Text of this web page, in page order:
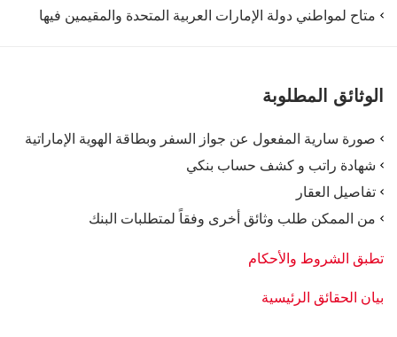
متاح لمواطني دولة الإمارات العربية المتحدة والمقيمين فيها
الوثائق المطلوبة
صورة سارية المفعول عن جواز السفر وبطاقة الهوية الإماراتية
شهادة راتب و كشف حساب بنكي
تفاصيل العقار
من الممكن طلب وثائق أخرى وفقاً لمتطلبات البنك
تطبق الشروط والأحكام
بيان الحقائق الرئيسية